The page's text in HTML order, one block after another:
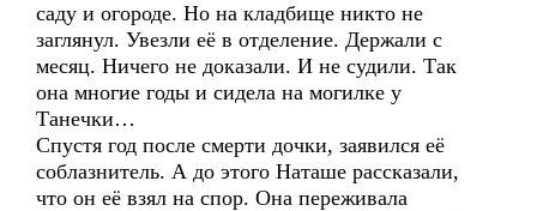
саду и огороде. Но на кладбище никто не
заглянул. Увезли её в отделение. Держали с
месяц. Ничего не доказали. И не судили. Так
она многие годы и сидела на могилке у
Танечки…
Спустя год после смерти дочки, заявился её
соблазнитель. А до этого Наташе рассказали,
что он её взял на спор. Она переживала